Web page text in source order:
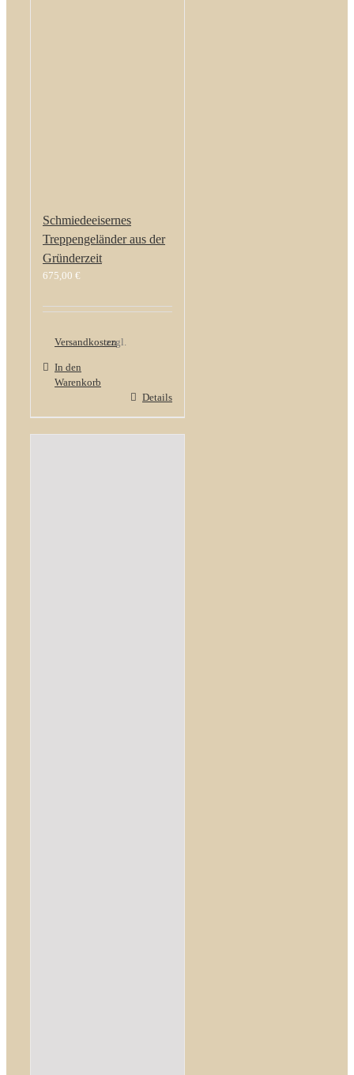
Schmiedeeisernes
Treppengeländer aus der
Gründerzeit
675,00 €
zzgl.
Versandkosten
In den
Warenkorb
Details